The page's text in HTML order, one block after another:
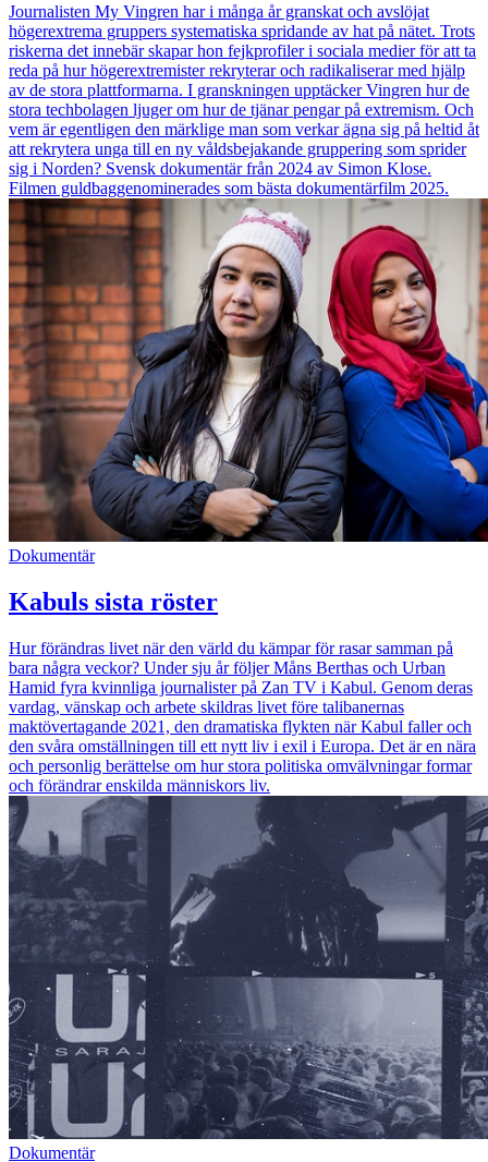
Journalisten My Vingren har i många år granskat och avslöjat
högerextrema gruppers systematiska spridande av hat på nätet. Trots
riskerna det innebär skapar hon fejkprofiler i sociala medier för att ta
reda på hur högerextremister rekryterar och radikaliserar med hjälp
av de stora plattformarna. I granskningen upptäcker Vingren hur de
stora techbolagen ljuger om hur de tjänar pengar på extremism. Och
vem är egentligen den märklige man som verkar ägna sig på heltid åt
att rekrytera unga till en ny våldsbejakande gruppering som sprider
sig i Norden? Svensk dokumentär från 2024 av Simon Klose.
Filmen guldbaggenominerades som bästa dokumentärfilm 2025.
Dokumentär
Kabuls sista röster
Hur förändras livet när den värld du kämpar för rasar samman på
bara några veckor? Under sju år följer Måns Berthas och Urban
Hamid fyra kvinnliga journalister på Zan TV i Kabul. Genom deras
vardag, vänskap och arbete skildras livet före talibanernas
maktövertagande 2021, den dramatiska flykten när Kabul faller och
den svåra omställningen till ett nytt liv i exil i Europa. Det är en nära
och personlig berättelse om hur stora politiska omvälvningar formar
och förändrar enskilda människors liv.
Dokumentär